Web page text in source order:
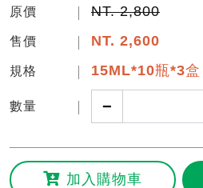
原價 NT. 2,800
售價 NT. 2,600
規格 15ML*10瓶*3盒
數量 −
加入購物車